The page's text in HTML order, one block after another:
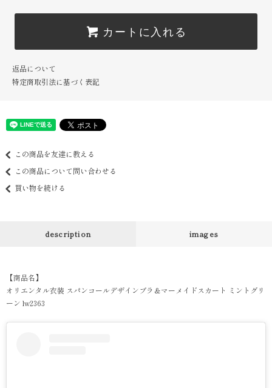
カートに入れる
返品について
特定商取引法に基づく表記
この商品を友達に教える
この商品について問い合わせる
買い物を続ける
description images
【商品名】
オリエンタル衣装 スパンコールデザインブラ＆マーメイドスカート ミントグリ
ーン lw2363